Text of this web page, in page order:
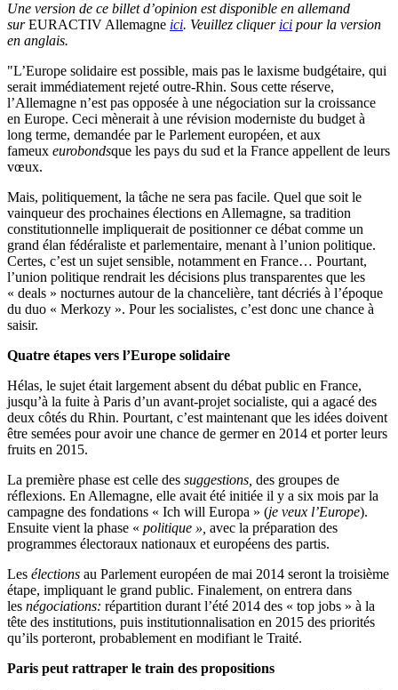
Une version de ce billet d’opinion est disponible en allemand
surEURACTIV Allemagne ici. Veuillez cliquer ici pour la version
en anglais.
"L’Europe solidaire est possible, mais pas le laxisme budgétaire, qui
serait immédiatement rejeté outre-Rhin. Sous cette réserve,
l’Allemagne n’est pas opposée à une négociation sur la croissance
en Europe. Ceci mènerait à une révision moderniste du budget à
long terme, demandée par le Parlement européen, et aux
fameux eurobondsque les pays du sud et la France appellent de leurs
vœux.
Mais, politiquement, la tâche ne sera pas facile. Quel que soit le
vainqueur des prochaines élections en Allemagne, sa tradition
constitutionnelle impliquerait de positionner ce débat comme un
grand élan fédéraliste et parlementaire, menant à l’union politique.
Certes, c’est un sujet sensible, notamment en France… Pourtant,
l’union politique rendrait les décisions plus transparentes que les
« deals » nocturnes autour de la chancelière, tant décriés à l’époque
du duo « Merkozy ». Pour les socialistes, c’est donc une chance à
saisir.
Quatre étapes vers l’Europe solidaire
Hélas, le sujet était largement absent du débat public en France,
jusqu’à la fuite à Paris d’un avant-projet socialiste, qui a agacé des
deux côtés du Rhin. Pourtant, c’est maintenant que les idées doivent
être semées pour avoir une chance de germer en 2014 et porter leurs
fruits en 2015.
La première phase est celle des suggestions, des groupes de
réflexions. En Allemagne, elle avait été initiée il y a six mois par la
campagne des fondations « Ich will Europa » (je veux l’Europe).
Ensuite vient la phase « politique », avec la préparation des
programmes électoraux nationaux et européens des partis.
Les élections au Parlement européen de mai 2014 seront la troisième
étape, impliquant le grand public. Finalement, on entrera dans
les négociations: répartition durant l’été 2014 des « top jobs » à la
tête des institutions, puis institutionnalisation en 2015 des priorités
qu’ils porteront, probablement en modifiant le Traité.
Paris peut rattraper le train des propositions